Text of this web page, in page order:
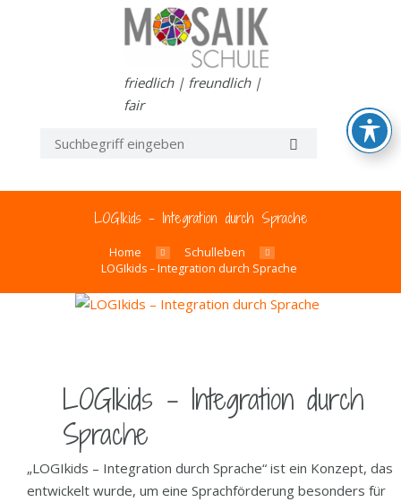
friedlich | freundlich |
fair
LOGIkids – Integration durch Sprache
Home
Schulleben
LOGIkids – Integration durch Sprache
LOGIkids – Integration durch
Sprache
„LOGIkids – Integration durch Sprache“ ist ein Konzept, das
entwickelt wurde, um eine Sprachförderung besonders für